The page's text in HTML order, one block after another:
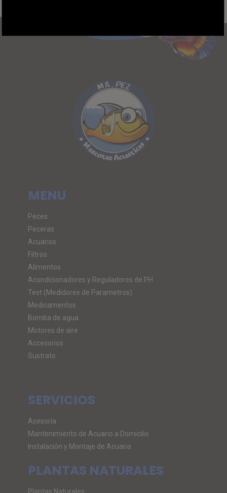
MENU
Peces
Peceras
Acuarios
Filtros
Alimentos
Acondicionadores y Reguladores de PH
Test (Medidores de Parametros)
Medicamentos
Bomba de agua
Motores de aire
Accesorios
Sustrato
SERVICIOS
Asesoría
Mantenimiento de Acuario a Domicilio
Instalación y Montaje de Acuario
PLANTAS NATURALES